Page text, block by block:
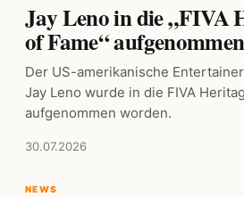
Jay Leno in die „FIVA
of Fame“ aufgenommen
Der US-amerikanische
Jay Leno wurde in die FIVA
aufgenommen worden.
30.07.2026
NEWS